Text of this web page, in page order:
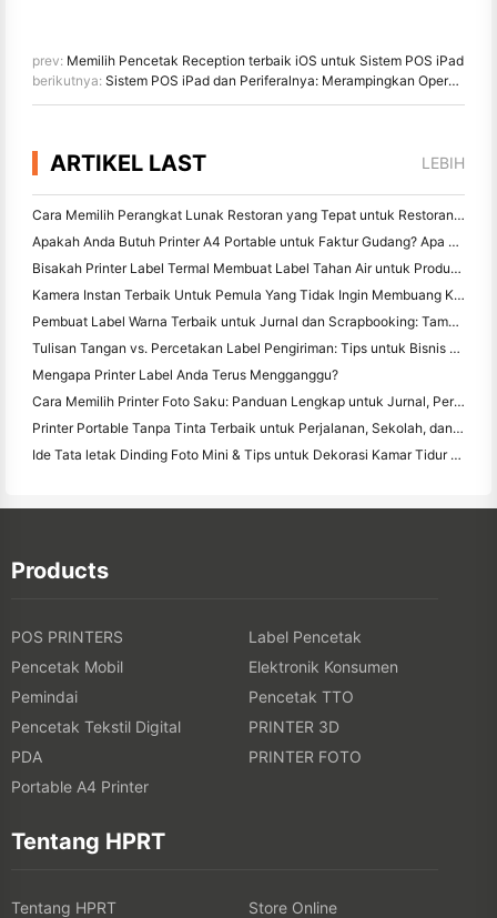
prev: Memilih Pencetak Reception terbaik iOS untuk Sistem POS iPad
berikutnya: Sistem POS iPad dan Periferalnya: Merampingkan Operasional di Kedai Kopi
ARTIKEL LAST LEBIH
Cara Memilih Perangkat Lunak Restoran yang Tepat untuk Restoran Kecil atau Midsize Anda
Apakah Anda Butuh Printer A4 Portable untuk Faktur Gudang? Apa yang sebenarnya bekerja
Bisakah Printer Label Termal Membuat Label Tahan Air untuk Produk Bisnis Kecil?
Kamera Instan Terbaik Untuk Pemula Yang Tidak Ingin Membuang Kertas
Pembuat Label Warna Terbaik untuk Jurnal dan Scrapbooking: Tambahkan Lebih Banyak Warna ke Setiap Halaman
Tulisan Tangan vs. Percetakan Label Pengiriman: Tips untuk Bisnis Kecil di 2026
Mengapa Printer Label Anda Terus Mengganggu?
Cara Memilih Printer Foto Saku: Panduan Lengkap untuk Jurnal, Perjalanan, dan Pengguna iPhone
Printer Portable Tanpa Tinta Terbaik untuk Perjalanan, Sekolah, dan Kerja Mobile: Hanin MT620 Pro Review
Ide Tata letak Dinding Foto Mini & Tips untuk Dekorasi Kamar Tidur dan Asrama
Products
POS PRINTERS
Label Pencetak
Pencetak Mobil
Elektronik Konsumen
Pemindai
Pencetak TTO
Pencetak Tekstil Digital
PRINTER 3D
PDA
PRINTER FOTO
Portable A4 Printer
Tentang HPRT
Tentang HPRT
Store Online